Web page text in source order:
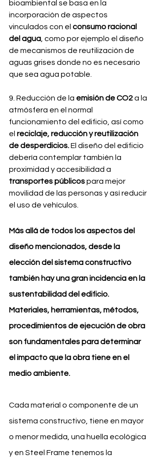
bioambiental se basa en la
incorporación de aspectos
vinculados con el consumo racional
del agua , como por ejemplo el diseño
de mecanismos de reutilización de
aguas grises donde no es necesario
que sea agua potable.
9. Reducción de la emisión de CO2 a la
atmósfera en el normal
funcionamiento del edificio, así como
el reciclaje, reducción y reutilización
de desperdicios. El diseño del edificio
debería contemplar también la
proximidad y accesibilidad a
transportes públicos para mejor
movilidad de las personas y así reducir
el uso de vehículos.
Más allá de todos los aspectos del
diseño mencionados, desde la
elección del sistema constructivo
también hay una gran incidencia en la
sustentabilidad del edificio.
Materiales, herramientas, métodos,
procedimientos de ejecución de obra
son fundamentales para determinar
el impacto que la obra tiene en el
medio ambiente.
Cada material o componente de un
sistema constructivo, tiene en mayor
o menor medida, una huella ecológica
y en Steel Frame tenemos la